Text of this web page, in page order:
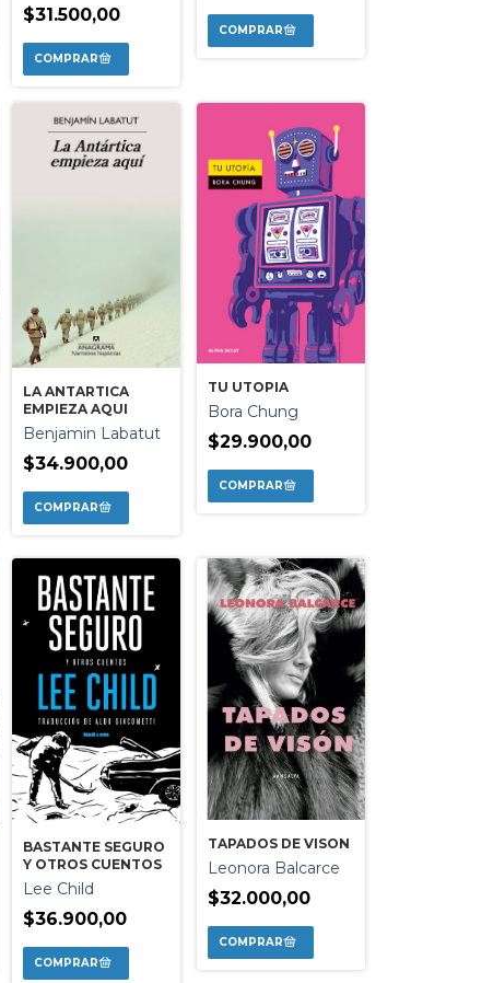
$31.500,00
LA ANTARTICA
EMPIEZA AQUI
Benjamin Labatut
$34.900,00
TU UTOPIA
Bora Chung
$29.900,00
BASTANTE SEGURO
Y OTROS CUENTOS
Lee Child
$36.900,00
TAPADOS DE VISON
Leonora Balcarce
$32.000,00